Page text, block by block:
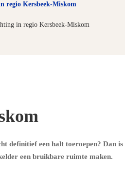
regio Kersbeek-Miskom
in regio Kersbeek-Miskom
een halt toeroepen? Dan
een bruikbare ruimte maken.